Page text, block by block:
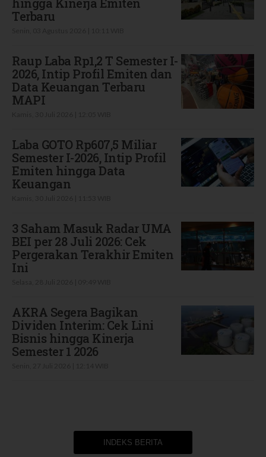
Terbaru
Raup Laba Rp1,2 T Semester I-
2026, Intip Profil Emiten dan
Data Keuangan Terbaru
MAPI
Laba GOTO Rp607,5 Miliar
Semester I-2026, Intip Profil
Emiten hingga Data
Keuangan
3 Saham Masuk Radar UMA
BEI per 28 Juli 2026: Cek
Pergerakan Terakhir Emiten
Ini
AKRA Segera Bagikan
Dividen Interim: Cek Lini
Bisnis hingga Kinerja
Semester 1 2026
INDEKS BERITA